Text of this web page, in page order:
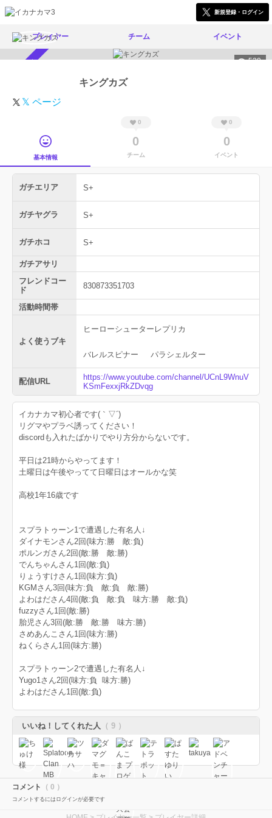
新規登録・ログイン
プレイヤー チーム イベント
520
キングカズ
𝕏 ページ
基本情報
0
0
チーム
0
0
イベント
ガチエリア S+
ガチヤグラ S+
ガチホコ S+
ガチアサリ
フレンドコー
ド
830873351703
活動時間帯
よく使うブキ
ヒーローシューターレプリカ
バレルスピナー パラシェルター
配信URL
https://www.youtube.com/channel/UCnL9WnuV
KSmFexxjRkZDvqg
イカナカマ初心者です(｀▽´)
リグマやプラベ誘ってください！
discordも入れたばかりでやり方分からないです。
平日は21時からやってます！
土曜日は午後やってて日曜日はオールかな笑
高校1年16歳です
スプラトゥーン1で遭遇した有名人↓
ダイナモンさん2回(味方:勝 敵:負)
ポルンガさん2回(敵:勝 敵:勝)
でんちゃんさん1回(敵:負)
りょうすけさん1回(味方:負)
KGMさん3回(味方:負 敵:負 敵:勝)
よわはださん4回(敵:負 敵:負 味方:勝 敵:負)
fuzzyさん1回(敵:勝)
胎児さん3回(敵:勝 敵:勝 味方:勝)
さめあんこさん1回(味方:勝)
ねくらさん1回(味方:勝)
スプラトゥーン2で遭遇した有名人↓
Yugo1さん2回(味方:負 味方:勝)
よわはださん1回(敵:負)
いいね！してくれた人 （ 9 ）
コメント （ 0 ）
コメントするにはログインが必要です